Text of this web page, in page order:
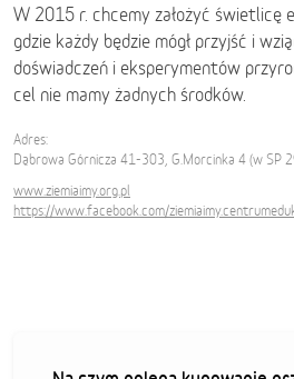
W 2015 r. chcemy założyć świetlicę
gdzie każdy będzie mógł przyjść i
doświadczeń i eksperymentów
cel nie mamy żadnych środków.
Adres:
Dąbrowa Górnicza 41-303, G.Morcinka 4 (w SP
www.ziemiaimy.org.pl
https://www.facebook.com/